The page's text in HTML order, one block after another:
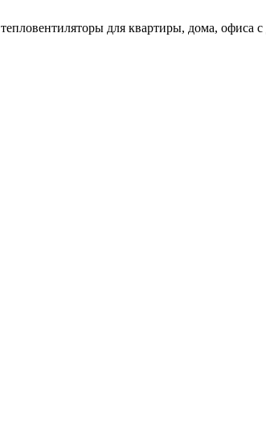
для квартиры, дома, офиса